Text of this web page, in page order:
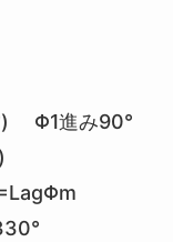
Φ1進み90°